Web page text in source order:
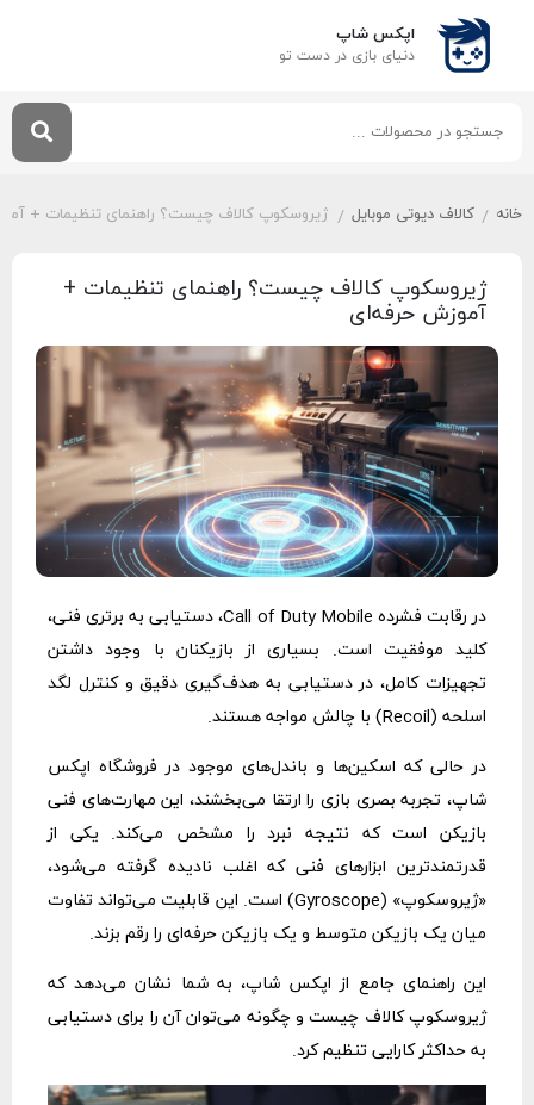
اپکس شاپ
دنیای بازی‌ در دست تو
خانه / کالاف دیوتی موبایل / ژیروسکوپ کالاف چیست؟ راهنمای تنظیمات +
ژیروسکوپ کالاف چیست؟ راهنمای تنظیمات +
آموزش حرفه‌ای
در رقابت فشرده Call of Duty Mobile، دستیابی به برتری فنی،
کلید موفقیت است. بسیاری از بازیکنان با وجود داشتن
تجهیزات کامل، در دستیابی به هدف‌گیری دقیق و کنترل لگد
اسلحه (Recoil) با چالش مواجه هستند.
در حالی که اسکین‌ها و باندل‌های موجود در فروشگاه اپکس
شاپ، تجربه بصری بازی را ارتقا می‌بخشند، این مهارت‌های فنی
بازیکن است که نتیجه نبرد را مشخص می‌کند. یکی از
قدرتمندترین ابزارهای فنی که اغلب نادیده گرفته می‌شود،
«ژیروسکوپ» (Gyroscope) است. این قابلیت می‌تواند تفاوت
میان یک بازیکن متوسط و یک بازیکن حرفه‌ای را رقم بزند.
این راهنمای جامع از اپکس شاپ، به شما نشان می‌دهد که
ژیروسکوپ کالاف چیست و چگونه می‌توان آن را برای دستیابی
به حداکثر کارایی تنظیم کرد.